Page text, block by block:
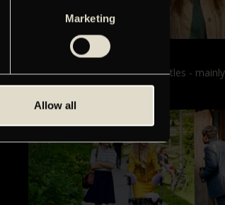
Marketing
Allow all
Films with English subtitles
Screenings with English subtitles -
our sister cinema, Gloria.